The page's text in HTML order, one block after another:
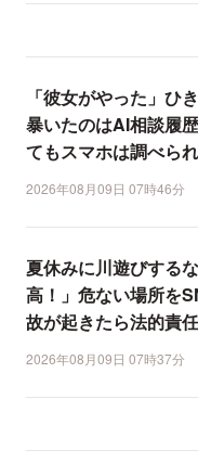
「彼女がやった」ひ
暴いたのはAI相談履
てもスマホは調べら
2026年08月09日 07時46分
夏休みに川遊びする
高！」危ない場所を
故が起きたら法的責
2026年08月09日 07時37分